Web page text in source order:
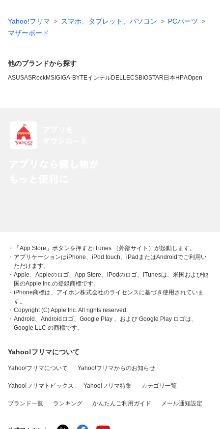
Yahoo!フリマ スマホ、タブレット、パソコン
PCパーツ
マザーボード
他のブランドから探す
ASUSASRockMSI GIGA-BYTEインテルDELLECSBIOSTAR 日本HPAOpen
・「App Store」ボタンを押すとiTunes （外部サイト）が起動します。
・アプリケーションはiPhone、iPod touch、iPadまたはAndroidでご利用い
ただけます。
・Apple、Appleのロゴ、App Store、iPodのロゴ、iTunesは、米国および他
国のApple Inc.の登録商標です。
・iPhone商標は、アイホン株式会社のライセンスに基づき使用されていま
す。
・Copyright (C) Apple Inc. All rights reserved.
・Android、Androidロゴ、Google Play 、および Google Play ロゴは、
Google LLC の商標です。
Yahoo!フリマについて
Yahoo!フリマについて Yahoo!フリマからのお知らせ
Yahoo!フリマトピックス Yahoo!フリマ特集 カテゴリ一覧
ブランド一覧 ランキング かんたんご利用ガイド メール通知設定